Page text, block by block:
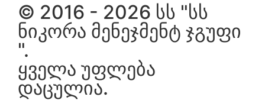
© 2016 - 2026 სს "სს
ნიკორა მენეჯმენტ ჯგუფი
".
ყველა უფლება
დაცულია.